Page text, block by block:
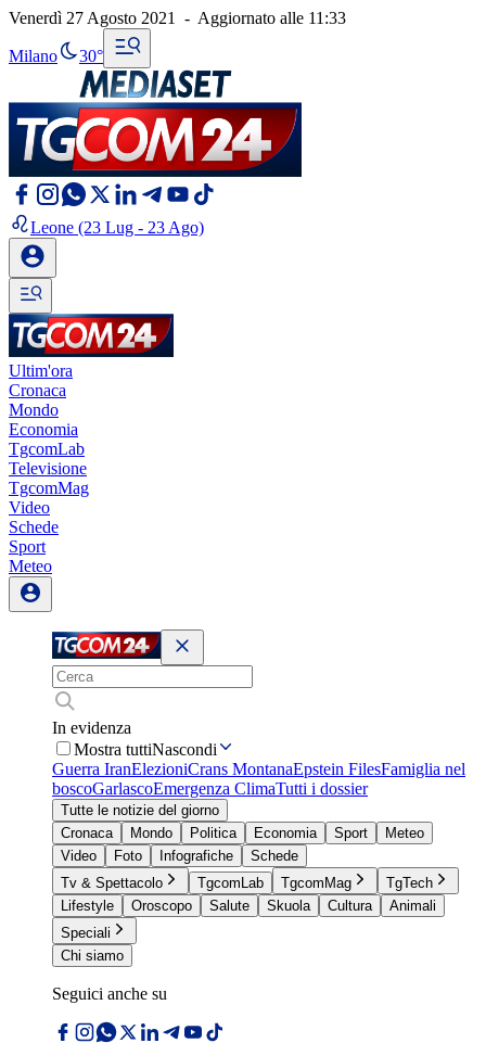
Venerdì 27 Agosto 2021 - Aggiornato alle 11:33
Milano 30°
Leone (23 Lug - 23 Ago)
Ultim'ora
Cronaca
Mondo
Economia
TgcomLab
Televisione
TgcomMag
Video
Schede
Sport
Meteo
In evidenza
Mostra tuttiNascondi
Guerra IranElezioniCrans MontanaEpstein FilesFamiglia nel
boscoGarlascoEmergenza ClimaTutti i dossier
Tutte le notizie del giorno
Cronaca
Mondo Politica Economia Sport
Meteo
Video
Foto Infografiche
Schede
Tv & Spettacolo
TgcomLab TgcomMag
TgTech
Lifestyle
Oroscopo Salute Skuola Cultura
Animali
Speciali
Chi siamo
Seguici anche su